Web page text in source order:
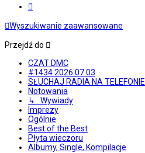
Wyszukiwanie zaawansowane
Przejdź do
CZAT DMC
#1434 2026.07.03
SŁUCHAJ RADIA NA TELEFONIE
Notowania
↳ Wywiady
Imprezy
Ogólnie
Best of the Best
Płyta wieczoru
Albumy, Single, Kompilacje